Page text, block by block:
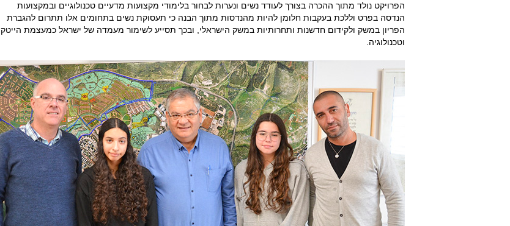
הפרויקט נולד מתוך ההכרה בצורך לעודד נשים ונערות לבחור בלימודי מקצועות מדעיים טכנולוגיים ובמקצועות
הנדסה בפרט וללכת בעקבות חלומן להיות מהנדסות מתוך הבנה כי תעסוקת נשים בתחומים אלו תתרום להגברת
הפריון במשק ולקידום חדשנות ותחרותיות במשק הישראלי, ובכך תסייע לשימור מעמדה של ישראל כמעצמת הייטק
וטכנולוגיה.